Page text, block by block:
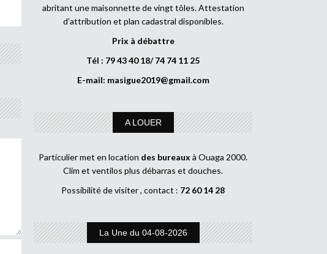
abritant une maisonnette de vingt tôles. Attestation
d’attribution et plan cadastral disponibles.
Prix à débattre
Tél : 79 43 40 18/ 74 74 11 25
E-mail: masigue2019@gmail.com
A LOUER
Particulier met en location des bureaux à Ouaga 2000.
Clim et ventilos plus débarras et douches.
Possibilité de visiter , contact : 72 60 14 28
La Une du 04-08-2026